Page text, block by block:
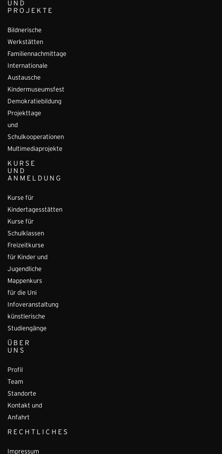
UND
PROJEKTE
Bildnerische
Werkstätten
Familiennachmittage
Internationale
Austausche
Kindermuseumsfest
Demokratiebildung
Projekttage
und
Schulkooperationen
Multimediaprojekte
KURSE
UND
ANMELDUNG
Kurse für
Kindertagesstätten
Kurse für
Schulklassen
Freizeitkurse
für Kinder und
Jugendliche
Mappenkurs
für die Uni
Infoveranstaltung
künstlerische
Studiengänge
ÜBER
UNS
Profil
Team
Standorte
Kontakt und
Anfahrt
RECHTLICHES
Impressum